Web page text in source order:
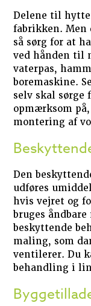
Delene til
fabrikken.
så sørg for at
ved hånden til
vaterpas,
boremaskine.
selv skal sørge
opmærksom på,
montering af
Den
udføres
hvis vejret og
bruges
beskyttende
maling, som
ventilerer. Du
behandling i